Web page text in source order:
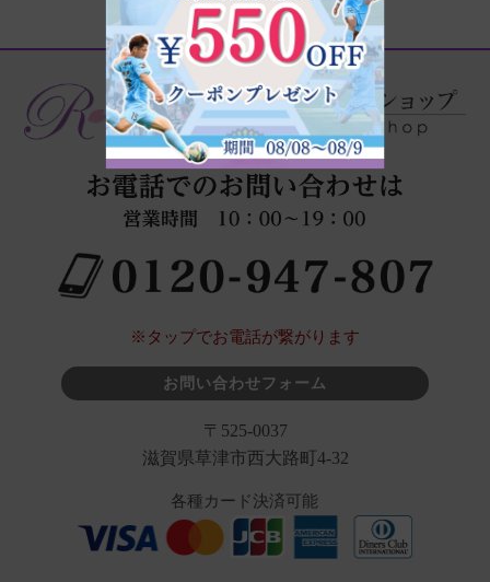
※タップでお電話が繋がります
お問い合わせフォーム
〒525-0037
滋賀県草津市西大路町4-32
各種カード決済可能